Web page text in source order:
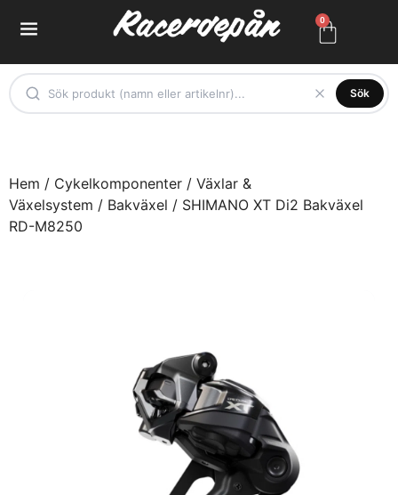
0
Sök
Hem / Cykelkomponenter / Växlar &
Växelsystem / Bakväxel / SHIMANO XT Di2 Bakväxel
RD-M8250